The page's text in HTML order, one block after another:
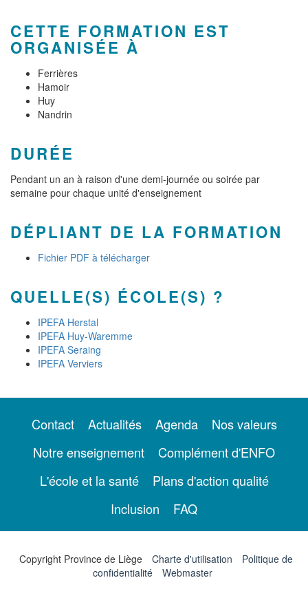
CETTE FORMATION EST
ORGANISÉE À
Ferrières
Hamoir
Huy
Nandrin
DURÉE
Pendant un an à raison d'une demi-journée ou soirée par
semaine pour chaque unité d'enseignement
DÉPLIANT DE LA FORMATION
Fichier PDF à télécharger
QUELLE(S) ÉCOLE(S) ?
IPEFA Herstal
IPEFA Huy-Waremme
IPEFA Seraing
IPEFA Verviers
Contact Actualités Agenda
Nos valeurs
Notre enseignement
Complément d'ENFO
L'école et la santé
Plans d'action qualité
Inclusion
FAQ
Copyright Province de Liège Charte d'utilisation
Politique de
confidentialité
Webmaster